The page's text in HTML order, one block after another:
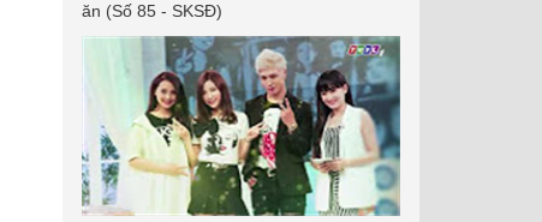
ăn (Số 85 - SKSĐ)